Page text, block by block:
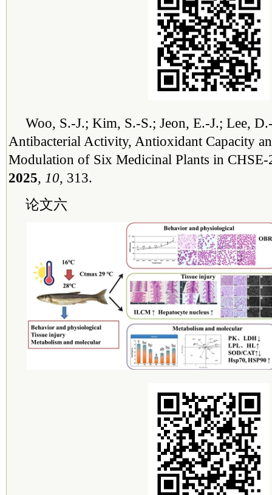
Woo, S.-J.; Kim, S.-S.; Jeon, E.-J.; Lee,
Antibacterial Activity, Antioxidant Capacity
Modulation of Six Medicinal Plants in
2025, 10, 313.
论文六